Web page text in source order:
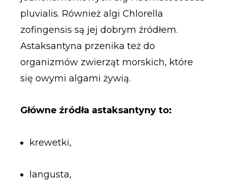
pluvialis. Również algi Chlorella
zofingensis są jej dobrym źródłem.
Astaksantyna przenika też do
organizmów zwierząt morskich, które
się owymi algami żywią.
Główne źródła astaksantyny to:
krewetki,
langusta,